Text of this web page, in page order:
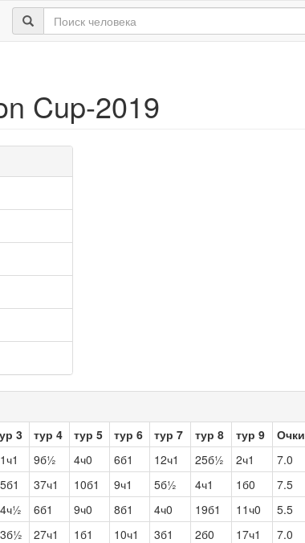
Cup-2019
3 тур 4 тур 5 тур 6 тур 7 тур 8 тур 9 Очки
9б½ 4ч0 6б1 12ч1 25б½ 2ч1 7.0
37ч1 10б1 9ч1 5б½ 4ч1 1б0 7.5
6б1 9ч0 8б1 4ч0 19б1 11ч0 5.5
27ч1 1б1 10ч1 3б1 2б0 17ч1 7.0